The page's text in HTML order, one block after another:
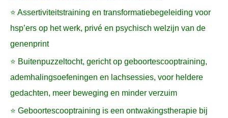
⭐ Assertiviteitstraining en transformatiebegeleiding voor
hsp’ers op het werk, privé en psychisch welzijn van de
genenprint
⭐ Buitenpuzzeltocht, gericht op geboortescooptraining,
ademhalingsoefeningen en lachsessies, voor heldere
gedachten, meer beweging en minder verzuim
⭐ Geboortescooptraining is een ontwakingstherapie bij